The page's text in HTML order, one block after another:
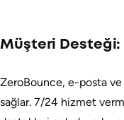
Müşteri Desteği:
ZeroBounce, e-posta
sağlar. 7/24 hizmet